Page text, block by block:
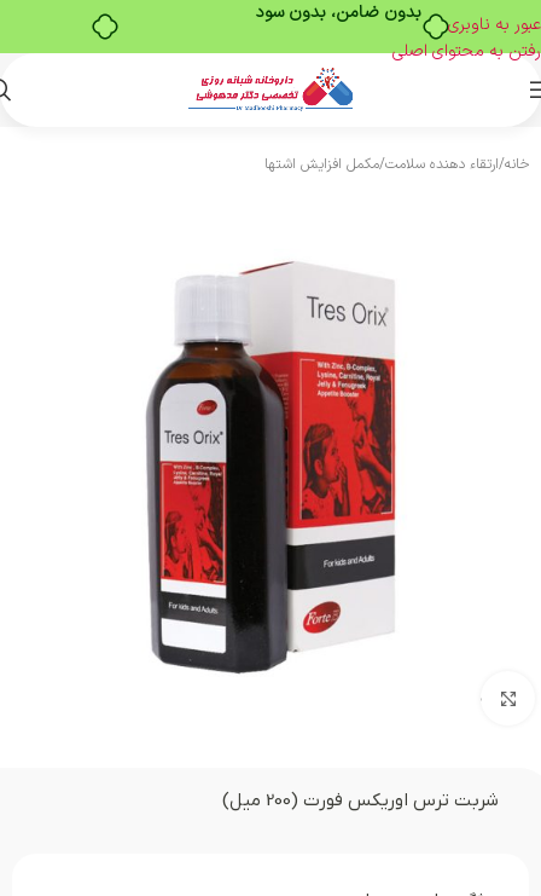
بدون ضامن، بدون سود
عبور به ناوبری
رفتن به محتوای اصلی
خانه/ارتقاء دهنده سلامت/مکمل افزایش اشتها
بزرگنمایی تصویر
شربت ترس اوریکس فورت (200 میل)